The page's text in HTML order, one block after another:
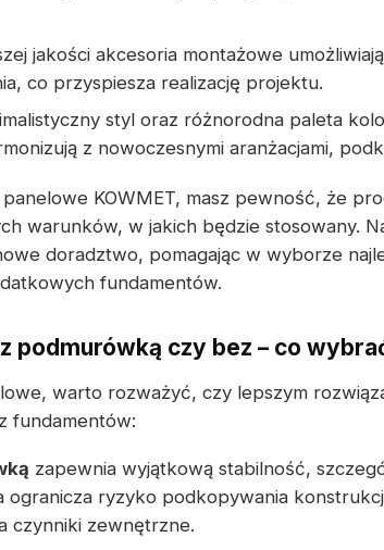
jakości akcesoria montażowe
co przyspiesza realizację projektu.
styl oraz różnorodna paleta
z nowoczesnymi aranżacjami,
KOWMET, masz pewność, że
warunków, w jakich będzie stosowany.
doradztwo, pomagając w wyborze
fundamentów.
podmurówką czy bez – co
warto rozważyć, czy lepszym
fundamentów:
zapewnia wyjątkową stabilność,
ogranicza ryzyko podkopywania
czynniki zewnętrzne.